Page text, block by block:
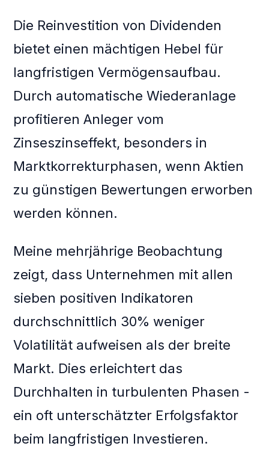
Die Reinvestition von Dividenden
bietet einen mächtigen Hebel für
langfristigen Vermögensaufbau.
Durch automatische Wiederanlage
profitieren Anleger vom
Zinseszinseffekt, besonders in
Marktkorrekturphasen, wenn Aktien
zu günstigen Bewertungen erworben
werden können.
Meine mehrjährige Beobachtung
zeigt, dass Unternehmen mit allen
sieben positiven Indikatoren
durchschnittlich 30% weniger
Volatilität aufweisen als der breite
Markt. Dies erleichtert das
Durchhalten in turbulenten Phasen -
ein oft unterschätzter Erfolgsfaktor
beim langfristigen Investieren.